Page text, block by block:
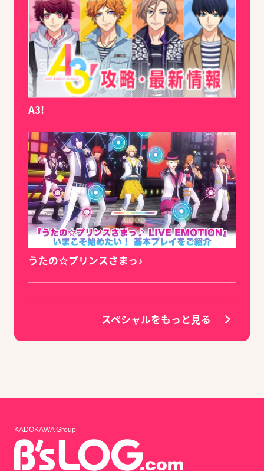
A3!
うたの☆プリンスさまっ♪
スペシャルをもっと見る
KADOKAWA Group